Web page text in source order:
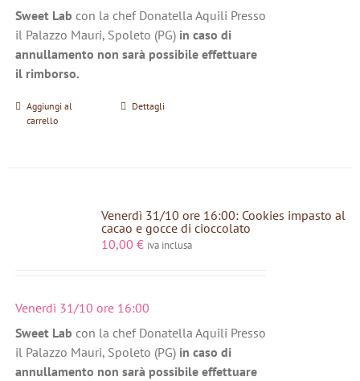
Sweet Lab con la chef Donatella Aquili Presso
il Palazzo Mauri, Spoleto (PG) in caso di
annullamento non sarà possibile effettuare
il rimborso.
Aggiungi al
carrello
Dettagli
Venerdì 31/10 ore 16:00: Cookies impasto al
cacao e gocce di cioccolato
10,00 € iva inclusa
Venerdì 31/10 ore 16:00
Sweet Lab con la chef Donatella Aquili Presso
il Palazzo Mauri, Spoleto (PG) in caso di
annullamento non sarà possibile effettuare